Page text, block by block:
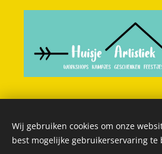
Wij gebruiken cookies om onze
best mogelijke gebruikerservaring te